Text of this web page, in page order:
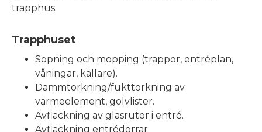
trapphus.
Trapphuset
Sopning och mopping (trappor, entréplan,
våningar, källare).
Dammtorkning/fukttorkning av
värmeelement, golvlister.
Avfläckning av glasrutor i entré.
Avfläckning entrédörrar.